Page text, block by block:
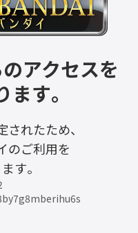
アクセスを
す。
れたため、
のご利用を
す。